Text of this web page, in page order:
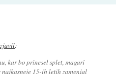
:
kar bo prinesel splet, magari
15-ih letih zamenjal